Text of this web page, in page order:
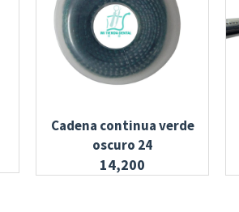
Cadena continua verde
oscuro 24
14,200